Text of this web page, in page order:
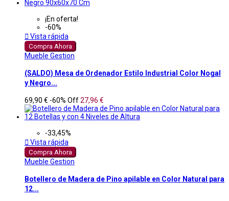
¡En oferta!
-60%
 Vista rápida
Compra Ahora
Mueble Gestion
(SALDO) Mesa de Ordenador Estilo Industrial Color Nogal
y Negro...
69,90 € -60% Off27,96 €
-33,45%
 Vista rápida
Compra Ahora
Mueble Gestion
Botellero de Madera de Pino apilable en Color Natural para
12...